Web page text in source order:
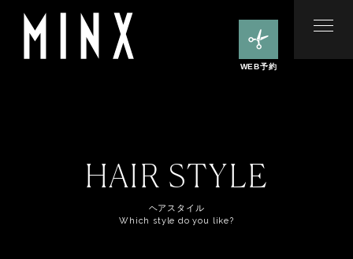
WEB予約
HAIR STYLE
ヘアスタイル
Which style do you like?